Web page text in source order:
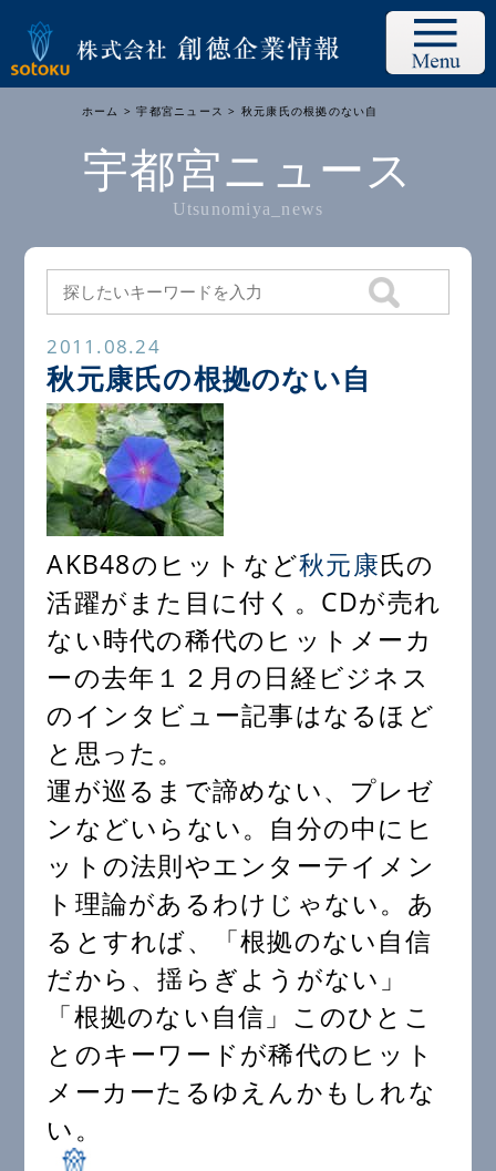
ホーム >宇都宮ニュース > 秋元康氏の根拠のない自
宇都宮ニュース
Utsunomiya_news
2011.08.24
秋元康氏の根拠のない自
AKB48のヒットなど秋元康氏の
活躍がまた目に付く。CDが売れ
ない時代の稀代のヒットメーカ
ーの去年１２月の日経ビジネス
のインタビュー記事はなるほど
と思った。
運が巡るまで諦めない、プレゼ
ンなどいらない。自分の中にヒ
ットの法則やエンターテイメン
ト理論があるわけじゃない。あ
るとすれば、「根拠のない自信
だから、揺らぎようがない」
「根拠のない自信」このひとこ
とのキーワードが稀代のヒット
メーカーたるゆえんかもしれな
い。